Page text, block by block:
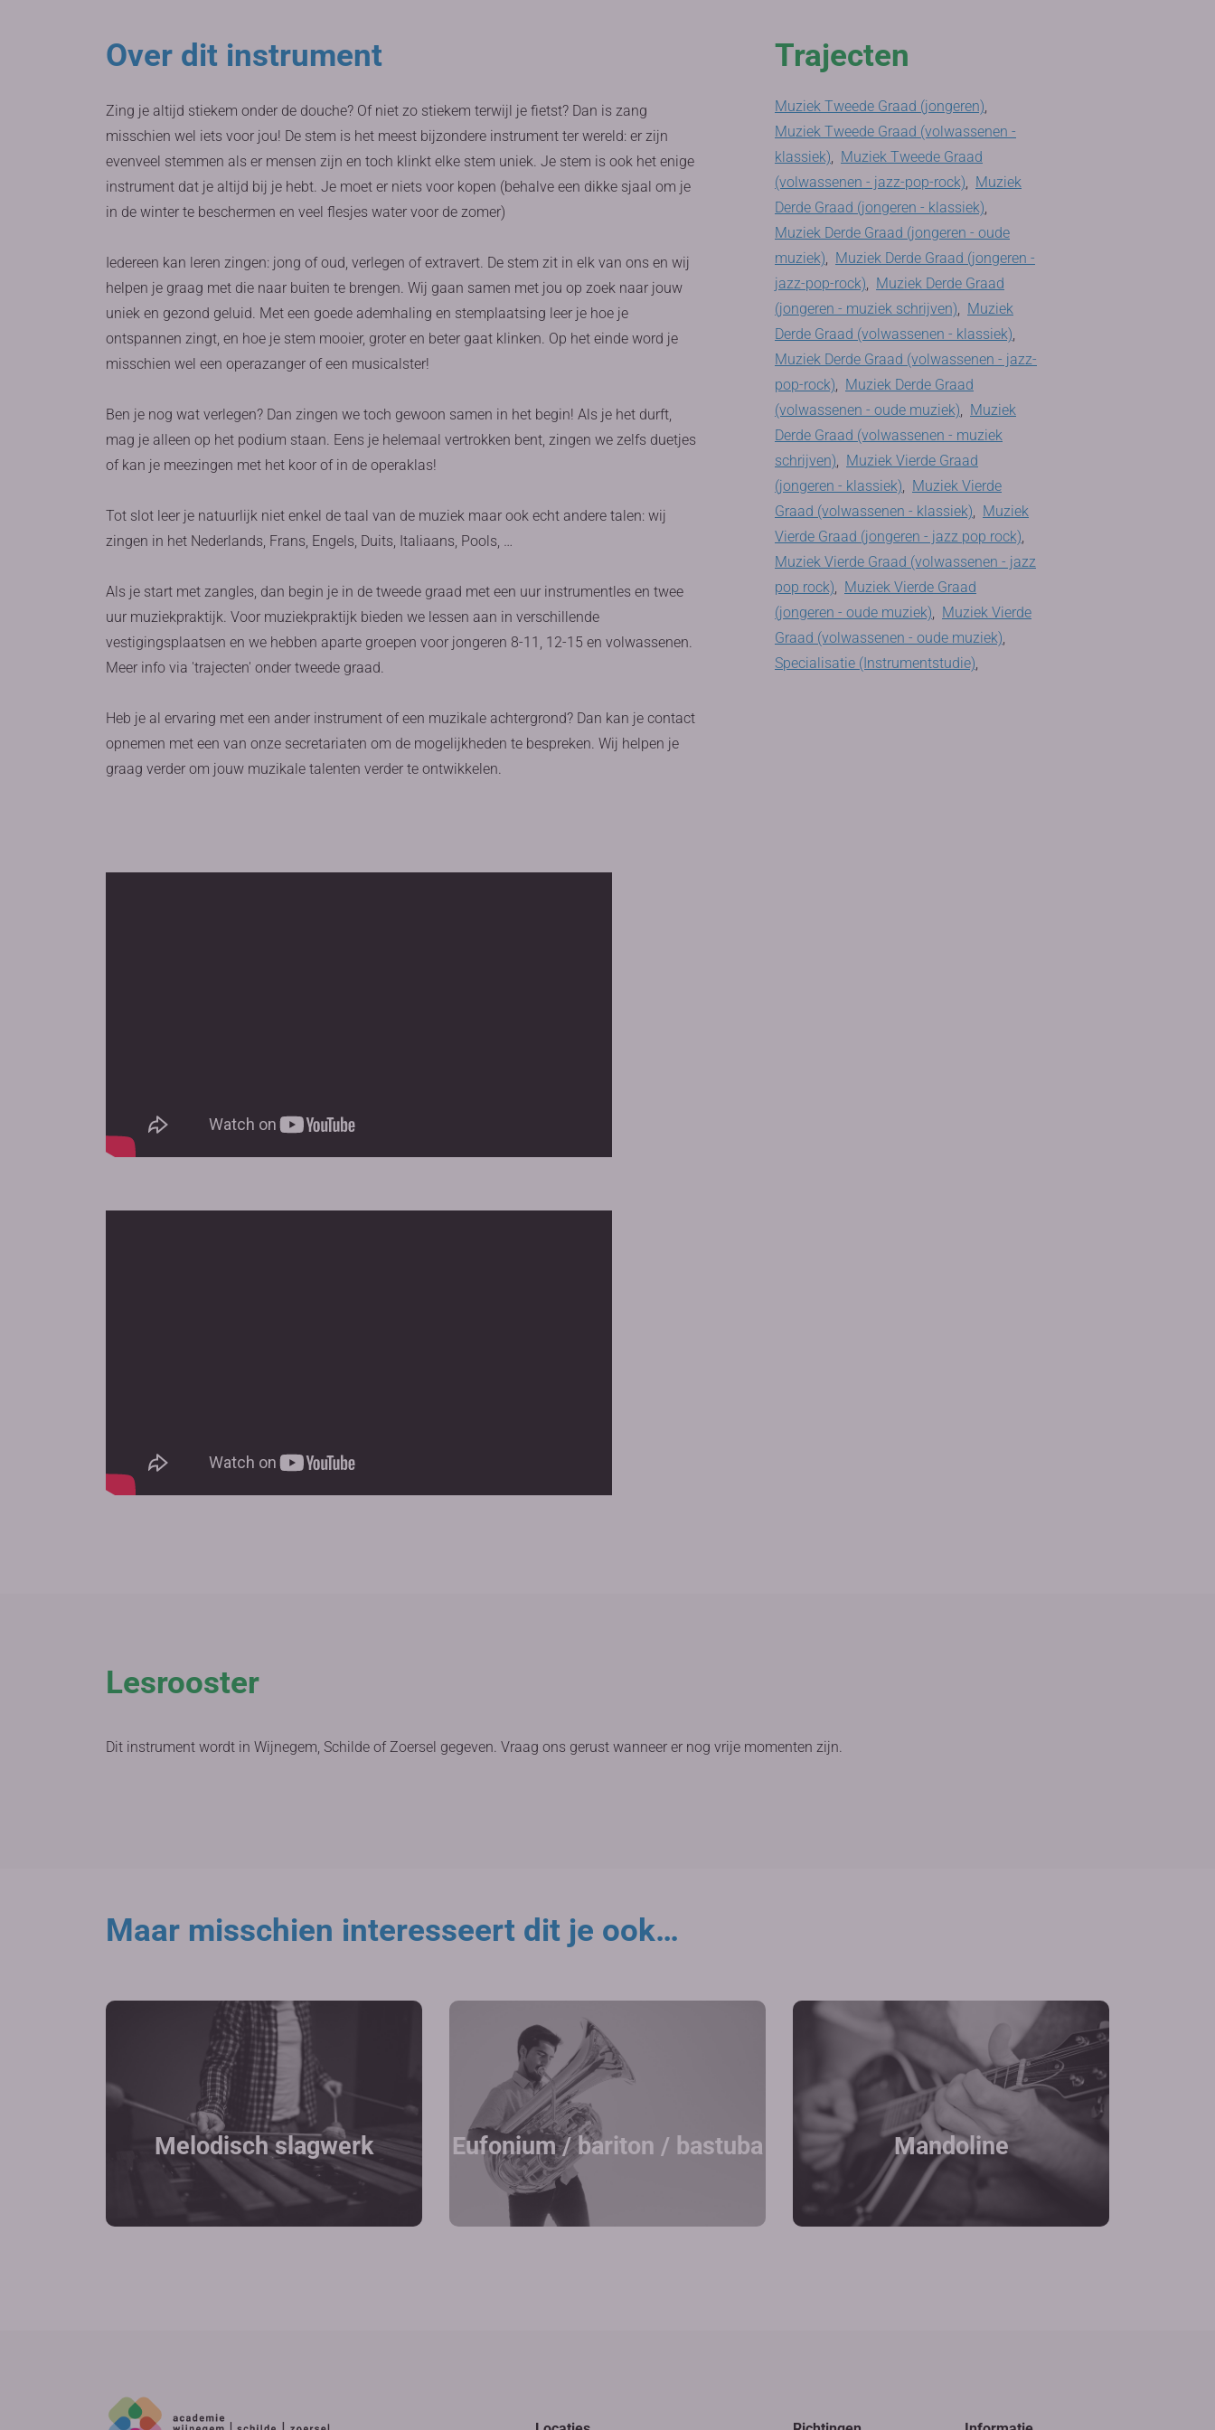
Over dit instrument
Zing je altijd stiekem onder de douche? Of niet zo stiekem terwijl je fietst? Dan is zang
misschien wel iets voor jou! De stem is het meest bijzondere instrument ter wereld: er zijn
evenveel stemmen als er mensen zijn en toch klinkt elke stem uniek. Je stem is ook het enige
instrument dat je altijd bij je hebt. Je moet er niets voor kopen (behalve een dikke sjaal om je
in de winter te beschermen en veel flesjes water voor de zomer)
Iedereen kan leren zingen: jong of oud, verlegen of extravert. De stem zit in elk van ons en wij
helpen je graag met die naar buiten te brengen. Wij gaan samen met jou op zoek naar jouw
uniek en gezond geluid. Met een goede ademhaling en stemplaatsing leer je hoe je
ontspannen zingt, en hoe je stem mooier, groter en beter gaat klinken. Op het einde word je
misschien wel een operazanger of een musicalster!
Ben je nog wat verlegen? Dan zingen we toch gewoon samen in het begin! Als je het durft,
mag je alleen op het podium staan. Eens je helemaal vertrokken bent, zingen we zelfs duetjes
of kan je meezingen met het koor of in de operaklas!
Tot slot leer je natuurlijk niet enkel de taal van de muziek maar ook echt andere talen: wij
zingen in het Nederlands, Frans, Engels, Duits, Italiaans, Pools, …
Als je start met zangles, dan begin je in de tweede graad met een uur instrumentles en twee
uur muziekpraktijk. Voor muziekpraktijk bieden we lessen aan in verschillende
vestigingsplaatsen en we hebben aparte groepen voor jongeren 8-11, 12-15 en volwassenen.
Meer info via 'trajecten' onder tweede graad.
Heb je al ervaring met een ander instrument of een muzikale achtergrond? Dan kan je contact
opnemen met een van onze secretariaten om de mogelijkheden te bespreken. Wij helpen je
graag verder om jouw muzikale talenten verder te ontwikkelen.
Trajecten
Muziek Tweede Graad (jongeren),
Muziek Tweede Graad (volwassenen -
klassiek), Muziek Tweede Graad
(volwassenen - jazz-pop-rock), Muziek
Derde Graad (jongeren - klassiek),
Muziek Derde Graad (jongeren - oude
muziek), Muziek Derde Graad (jongeren -
jazz-pop-rock), Muziek Derde Graad
(jongeren - muziek schrijven), Muziek
Derde Graad (volwassenen - klassiek),
Muziek Derde Graad (volwassenen - jazz-
pop-rock), Muziek Derde Graad
(volwassenen - oude muziek), Muziek
Derde Graad (volwassenen - muziek
schrijven), Muziek Vierde Graad
(jongeren - klassiek), Muziek Vierde
Graad (volwassenen - klassiek), Muziek
Vierde Graad (jongeren - jazz pop rock),
Muziek Vierde Graad (volwassenen - jazz
pop rock), Muziek Vierde Graad
(jongeren - oude muziek), Muziek Vierde
Graad (volwassenen - oude muziek),
Specialisatie (Instrumentstudie),
Lesrooster
Dit instrument wordt in Wijnegem, Schilde of Zoersel gegeven. Vraag ons gerust wanneer er nog vrije momenten zijn.
Maar misschien interesseert dit je ook…
Melodisch slagwerk Eufonium / bariton / bastuba Mandoline